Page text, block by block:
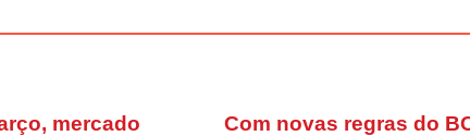
mercado
Com novas regras do